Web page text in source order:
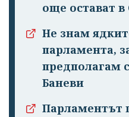
още остават в
Не знам
парламента,
предполагам
Баневи
Парламентът